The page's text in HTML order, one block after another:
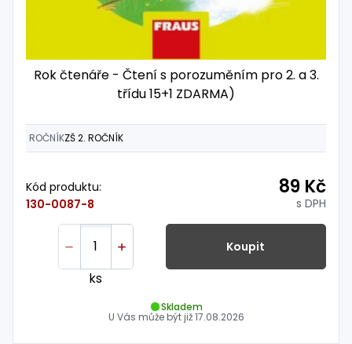
Rok čtenáře - Čtení s porozuměním pro 2. a 3.
třídu 15+1 ZDARMA)
ROČNÍKZŠ 2. ROČNÍK
Kód produktu:
130-0087-8
89 Kč
s DPH
ks
Koupit
Skladem
U Vás může být již17.08.2026